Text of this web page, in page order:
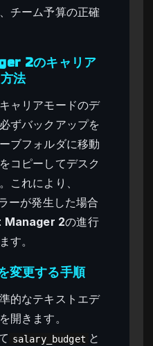
チーム予算の正確
2のキャリア
法
ャリアモードのデ
ずバックアップを
ブフォルダに移動
コピーしてデスク
これにより、
ーが発生した場合
Manager 2の進行
す。
変更する手順
的なテキストエデ
開きます。
salary_budget と